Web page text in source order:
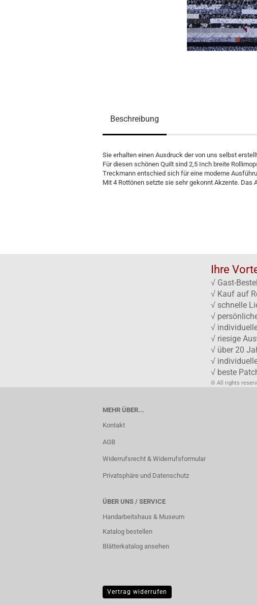
Beschreibung
Sie erhalten einen Ausdruck der von uns selbst
Für diesen schönen Quilt sind 2,5 Inch breite
Treckmann entschied sich für eine moderne
Mit 4 Rottönen setzte sie sehr gekonnt Akzente.
Ihre
√ Gast-
√ Kauf auf
√ schnelle
√
√
√ riesige
√ über 20
√
√ beste
© All rights
MEHR ÜBER...
Kontakt
AGB
Widerrufsrecht & Widerrufsformular
Privatsphäre und Datenschutz
ÜBER UNS / SERVICE
Handarbeitshaus & Museum
Katalog bestellen
Blätterkatalog ansehen
Vertrag widerrufen